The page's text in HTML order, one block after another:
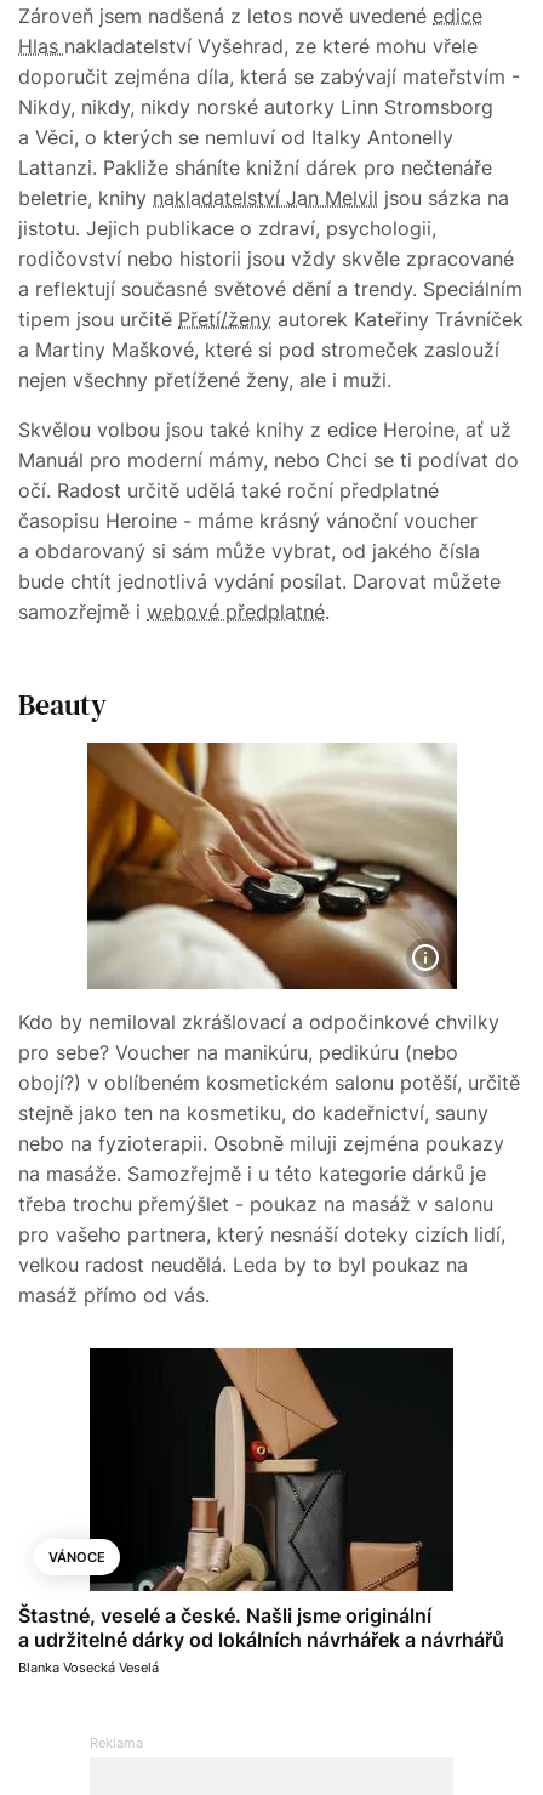
Zároveň jsem nadšená z letos nově uvedené edice
Hlas nakladatelství Vyšehrad, ze které mohu vřele
doporučit zejména díla, která se zabývají mateřstvím -
Nikdy, nikdy, nikdy norské autorky Linn Stromsborg
a Věci, o kterých se nemluví od Italky Antonelly
Lattanzi. Pakliže sháníte knižní dárek pro nečtenáře
beletrie, knihy nakladatelství Jan Melvil jsou sázka na
jistotu. Jejich publikace o zdraví, psychologii,
rodičovství nebo historii jsou vždy skvěle zpracované
a reflektují současné světové dění a trendy. Speciálním
tipem jsou určitě Přetí/ženy autorek Kateřiny Trávníček
a Martiny Maškové, které si pod stromeček zaslouží
nejen všechny přetížené ženy, ale i muži.
Skvělou volbou jsou také knihy z edice Heroine, ať už
Manuál pro moderní mámy, nebo Chci se ti podívat do
očí. Radost určitě udělá také roční předplatné
časopisu Heroine - máme krásný vánoční voucher
a obdarovaný si sám může vybrat, od jakého čísla
bude chtít jednotlivá vydání posílat. Darovat můžete
samozřejmě i webové předplatné.
Beauty
Kdo by nemiloval zkrášlovací a odpočinkové chvilky
pro sebe? Voucher na manikúru, pedikúru (nebo
obojí?) v oblíbeném kosmetickém salonu potěší, určitě
stejně jako ten na kosmetiku, do kadeřnictví, sauny
nebo na fyzioterapii. Osobně miluji zejména poukazy
na masáže. Samozřejmě i u této kategorie dárků je
třeba trochu přemýšlet - poukaz na masáž v salonu
pro vašeho partnera, který nesnáší doteky cizích lidí,
velkou radost neudělá. Leda by to byl poukaz na
masáž přímo od vás.
VÁNOCE
Štastné, veselé a české. Našli jsme originální
a udržitelné dárky od lokálních návrhářek a návrhářů
Blanka Vosecká Veselá